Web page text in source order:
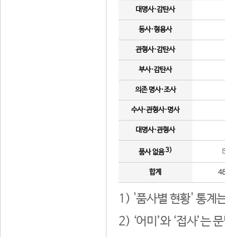
대명사·감탄사
동사·형용사
관형사·감탄사
부사·감탄사
의존 명사·조사
수사·관형사·명사
대명사·관형사
품사 없음3)
합계
1) '품사별 현황' 통계
2) ‘어미’와 ‘접사’는